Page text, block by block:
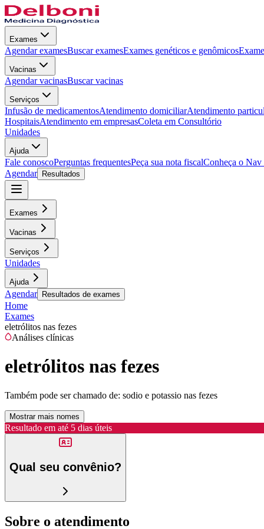
Exames
Agendar examesBuscar examesExames genéticos e genômicos
Vacinas
Agendar vacinasBuscar vacinas
Serviços
Infusão de medicamentosAtendimento domiciliarAtendimento
HospitaisAtendimento em empresasColeta em Consultório
Unidades
Ajuda
Fale conoscoPerguntas frequentesPeça sua nota fiscalConheça o Nav
Agendar
Resultados
Exames
Vacinas
Serviços
Unidades
Ajuda
Agendar Resultados de exames
Home
Exames
eletrólitos nas fezes
Análises clínicas
eletrólitos nas fezes
Também pode ser chamado de: sodio e potassio nas fezes
Mostrar mais nomes
Resultado em até 5 dias úteis
Qual seu convênio?
Sobre o atendimento